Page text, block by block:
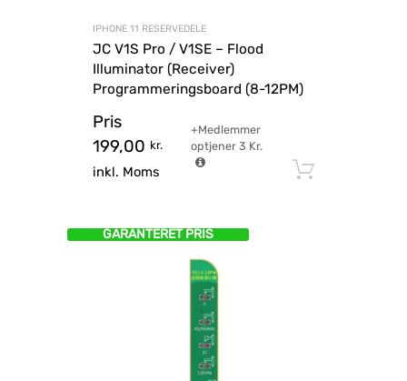
IPHONE 11 RESERVEDELE
JC V1S Pro / V1SE – Flood
Illuminator (Receiver)
Programmeringsboard (8-12PM)
Pris
199,00 kr.
inkl. Moms
+Medlemmer
optjener 3 Kr.
GARANTERET PRIS